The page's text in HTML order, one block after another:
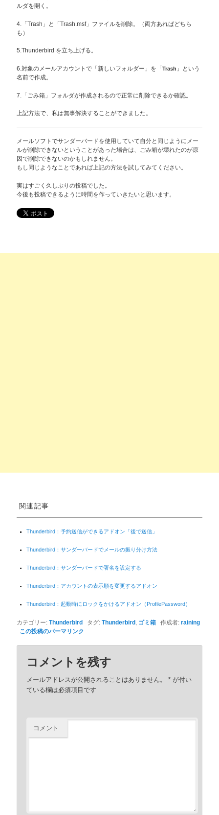
ルダを開く。
4.「Trash」と「Trash.msf」ファイルを削除。（両方あればどちら
も）
5.Thunderbird を立ち上げる。
6.対象のメールアカウントで「新しいフォルダー」を「Trash 」という
名前で作成。
7.「ごみ箱」フォルダが作成されるので正常に削除できるか確認。
上記方法で、私は無事解決することができました。
メールソフトでサンダーバードを使用していて自分と同じようにメー
ルが削除できないということがあった場合は、ごみ箱が壊れたのが原
因で削除できないのかもしれません。
もし同じようなことであれば上記の方法を試してみてください。
実はすごく久しぶりの投稿でした。
今後も投稿できるように時間を作っていきたいと思います。
関連記事
Thunderbird：予約送信ができるアドオン「後で送信」
Thunderbird：サンダーバードでメールの振り分け方法
Thunderbird：サンダーバードで署名を設定する
Thunderbird：アカウントの表示順を変更するアドオン
Thunderbird：起動時にロックをかけるアドオン（ProfilePassword）
カテゴリー:Thunderbird タグ:Thunderbird ゴミ箱 作成者:raining
この投稿のパーマリンク
コメントを残す
メールアドレスが公開されることはありません。 *が付い
ている欄は必須項目です
コメント